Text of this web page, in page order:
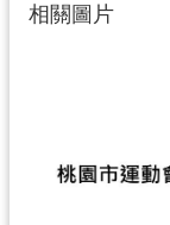
相關圖片